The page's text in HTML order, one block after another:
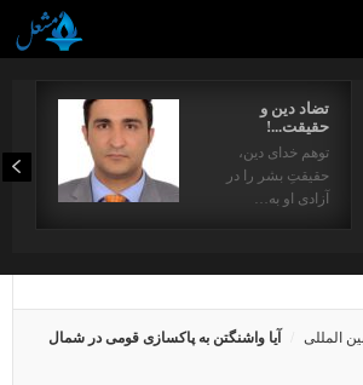
تضاد دین و
حقیقت...!
توهم خدای دین،
حقیقتِ بشر را در
آزادی او به…
المللی
آیا واشنگتن به پاکسازی قومی در شمال